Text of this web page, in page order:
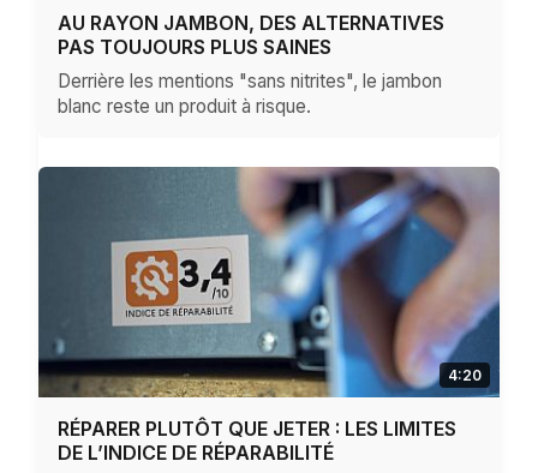
AU RAYON JAMBON, DES ALTERNATIVES
PAS TOUJOURS PLUS SAINES
Derrière les mentions "sans nitrites", le jambon
blanc reste un produit à risque.
4:20
RÉPARER PLUTÔT QUE JETER : LES LIMITES
DE L’INDICE DE RÉPARABILITÉ